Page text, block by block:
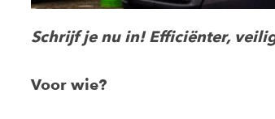
Schrijf je nu in! Efficiënter,
Voor wie?